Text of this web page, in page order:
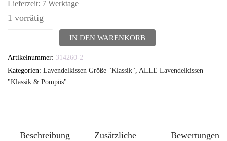
Lieferzeit: 7 Werktage
1 vorrätig
Lavendelkissen
-
IN DEN WARENKORB
Artikelnummer: 314260-2
Kategorien: Lavendelkissen Größe "Klassik" ALLE Lavendelkissen
"Klassik & Pompös"
Beschreibung
Zusätzliche
Bewertungen